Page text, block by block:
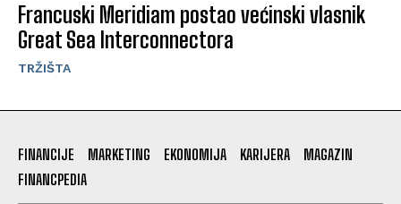
Francuski Meridiam postao većinski vlasnik
Great Sea Interconnectora
TRŽIŠTA
FINANCIJE MARKETING EKONOMIJA KARIJERA
MAGAZIN
FINANCPEDIA